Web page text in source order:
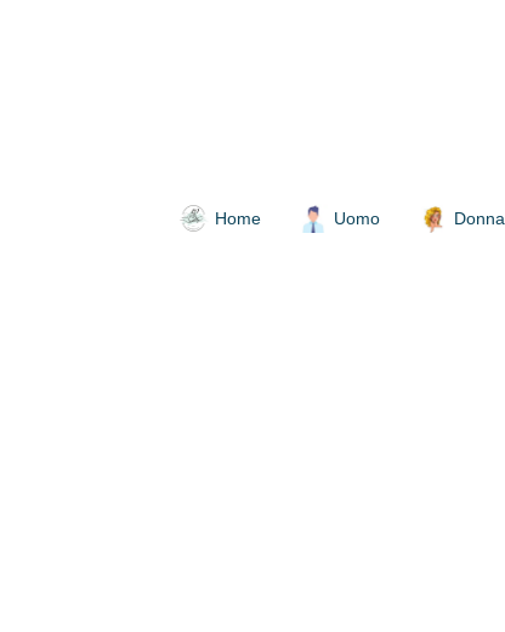
Home Uomo Donna